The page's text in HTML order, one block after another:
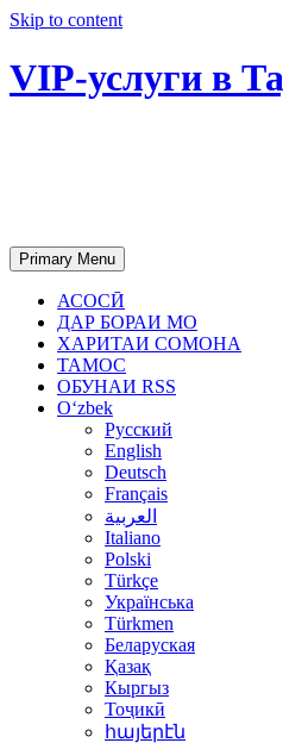
Skip to content
VIP-услуги в
Primary Menu
АСОСӢ
ДАР БОРАИ МО
ХАРИТАИ СОМОНА
ТАМОС
ОБУНАИ RSS
Oʻzbek
Русский
English
Deutsch
Français
العربية
Italiano
Polski
Türkçe
Українська
Türkmen
Беларуская
Қазақ
Кыргыз
Тоҷикӣ
հայերէն